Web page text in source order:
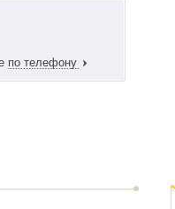
по телефону